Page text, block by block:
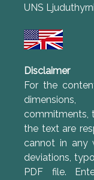
UNS
Disclaimer
For the
commitments,
the text are
cannot in any
deviations,
PDF file.